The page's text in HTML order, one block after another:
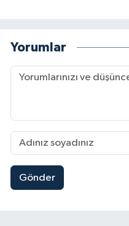
Yorumlar
Gönder